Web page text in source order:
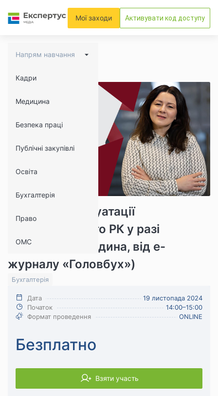
Мої заходи Активувати код доступу
Напрям навчання
Кадри
Медицина
Безпека праці
Публічні закупівлі
Освіта
Бухгалтерія
Право
ОМС
Правила експлуатації
зменшувального РК у разі
повернень (1 година, від е-
журналу «Головбух»)
7561 795
Бухгалтерія
Дата
19 листопада 2024
Початок
14:00–15:00
Формат проведення
ONLINE
Безплатно
Взяти участь